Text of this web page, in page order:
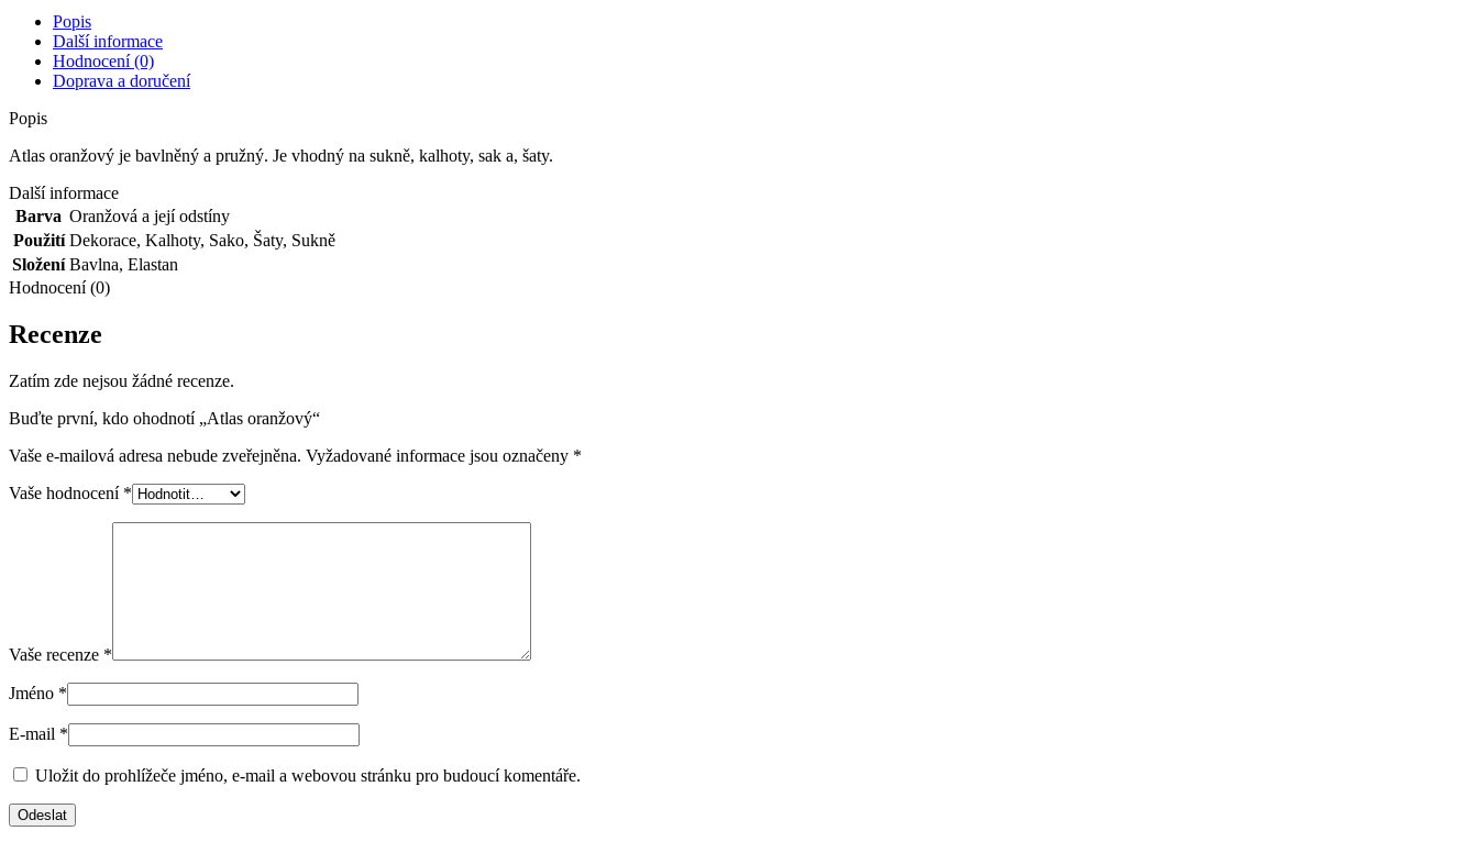
Popis
Další informace
Hodnocení (0)
Doprava a doručení
Popis
Atlas oranžový je bavlněný a pružný. Je vhodný na sukně, kalhoty, sak a, šaty.
Další informace
Barva Oranžová a její odstíny
Použití Dekorace, Kalhoty, Sako, Šaty, Sukně
Složení Bavlna, Elastan
Hodnocení (0)
Recenze
Zatím zde nejsou žádné recenze.
Buďte první, kdo ohodnotí „Atlas oranžový“
Vaše e-mailová adresa nebude zveřejněna. Vyžadované informace jsou označeny *
Vaše hodnocení *
Vaše recenze *
Jméno *
E-mail *
Uložit do prohlížeče jméno, e-mail a webovou stránku pro budoucí komentáře.